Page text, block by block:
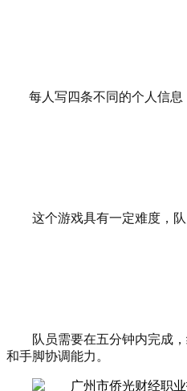
每人写四条不同的个人信息
这个游戏具有一定难度，
队员需要在五分钟内完成
和手脚协调能力。